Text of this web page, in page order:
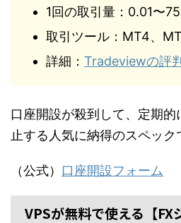
1回の取引量：0.01〜
取引ツール：MT4、
詳細： Tradeviewの評
口座開設が殺到して、定期
止する人気に納得のスペック
（公式） 口座開設フォーム
VPSが無料で使える【FX